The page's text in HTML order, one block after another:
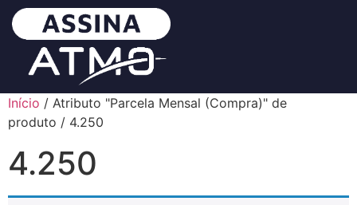
Início / Atributo "Parcela Mensal (Compra)" de
produto / 4.250
4.250